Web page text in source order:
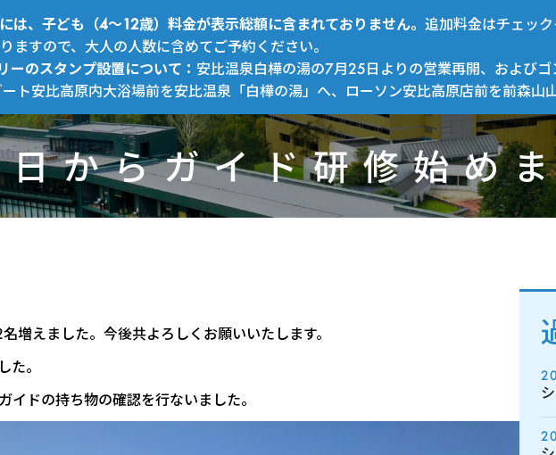
は、子ども（4～12歳）料金が表示総額に含まれておりません。追加料金はチェッ
ますので、大人の人数に含めてご予約ください。
ーのスタンプ設置について：安比温泉白樺の湯の7月25日よりの営業再開、および
ト安比高原内大浴場前を安比温泉「白樺の湯」へ、ローソン安比高原店前を前森山
日からガイド研修始め
増えました。今後共よろしくお願いいたします。
た。
イドの持ち物の確認を行ないました。